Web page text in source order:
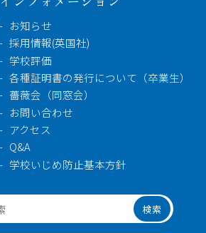
お知らせ
採用情報(英国社)
学校評価
各種証明書の発行について（卒業生）
薔薇会（同窓会）
お問い合わせ
アクセス
Q&A
学校いじめ防止基本方針
検索